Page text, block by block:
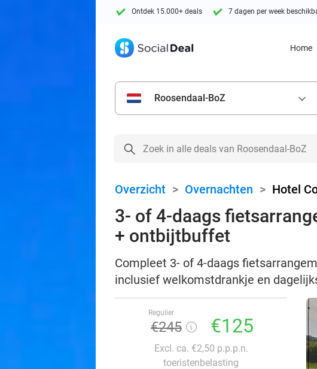
Ontdek 15.000+ deals 7 dagen per week
Home
Roosendaal-BoZ keyboard_arrow_down
Overzicht > Overnachten > Hotel
3- of 4-daags
+ ontbijtbuffet
Compleet 3- of 4-daags
inclusief welkomstdrankje en
Regulier
€245 €125
Excl. ca. €2,50 p.p.p.n.
toeristenbelasting